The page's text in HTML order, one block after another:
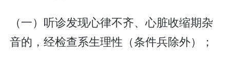
（一）听诊发现心律不齐、心脏收缩期杂
音的，经检查系生理性（条件兵除外）；